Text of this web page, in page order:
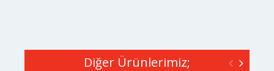
Diğer Ürünlerimiz;